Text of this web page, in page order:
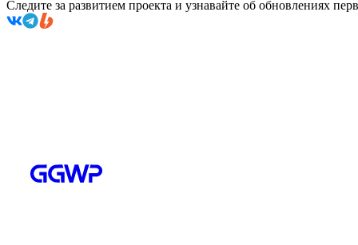
Следите за развитием проекта и узнавайте об обновлениях